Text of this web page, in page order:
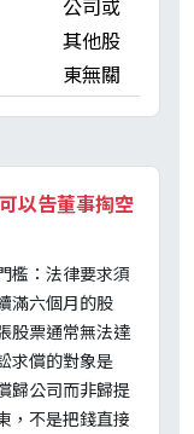
公司或
其他股
東無關
以告董事掏空
檻：法律要求須
滿六個月的股
股票通常無法達
求償的對象是
歸公司而非歸提
，不是把錢直接